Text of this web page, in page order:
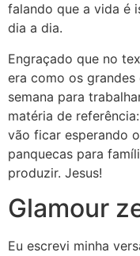
falando que a vida é
dia a dia.
Engraçado que no
era como os
semana para
matéria de
vão ficar esperando
panquecas para
produzir. Jesus!
Glamour
Eu escrevi minha